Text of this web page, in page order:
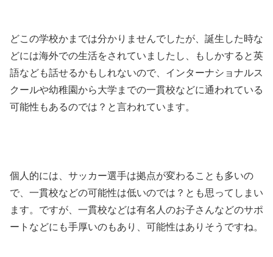
どこの学校かまでは分かりませんでしたが、誕生した時な
どには海外での生活をされていましたし、もしかすると英
語なども話せるかもしれないので、インターナショナルス
クールや幼稚園から大学までの一貫校などに通われている
可能性もあるのでは？と言われています。
個人的には、サッカー選手は拠点が変わることも多いの
で、一貫校などの可能性は低いのでは？とも思ってしまい
ます。ですが、一貫校などは有名人のお子さんなどのサポ
ートなどにも手厚いのもあり、可能性はありそうですね。